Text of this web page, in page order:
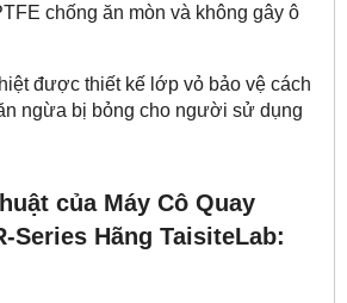
chống ăn mòn và không gây ô
được thiết kế lớp vỏ bảo vệ cách
ngừa bị bỏng cho người sử dụng
của Máy Cô Quay
Series Hãng TaisiteLab: